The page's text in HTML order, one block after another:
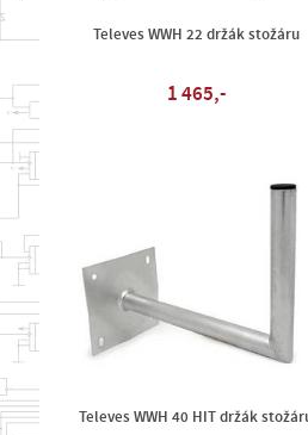
Televes WWH 22 držák stožáru
1 465,-
Televes WWH 40 HIT držák